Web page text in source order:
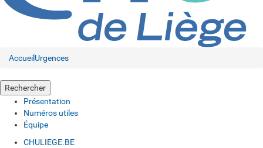
Accueil Urgences
Rechercher
Présentation
Numéros utiles
Équipe
CHULIEGE.BE